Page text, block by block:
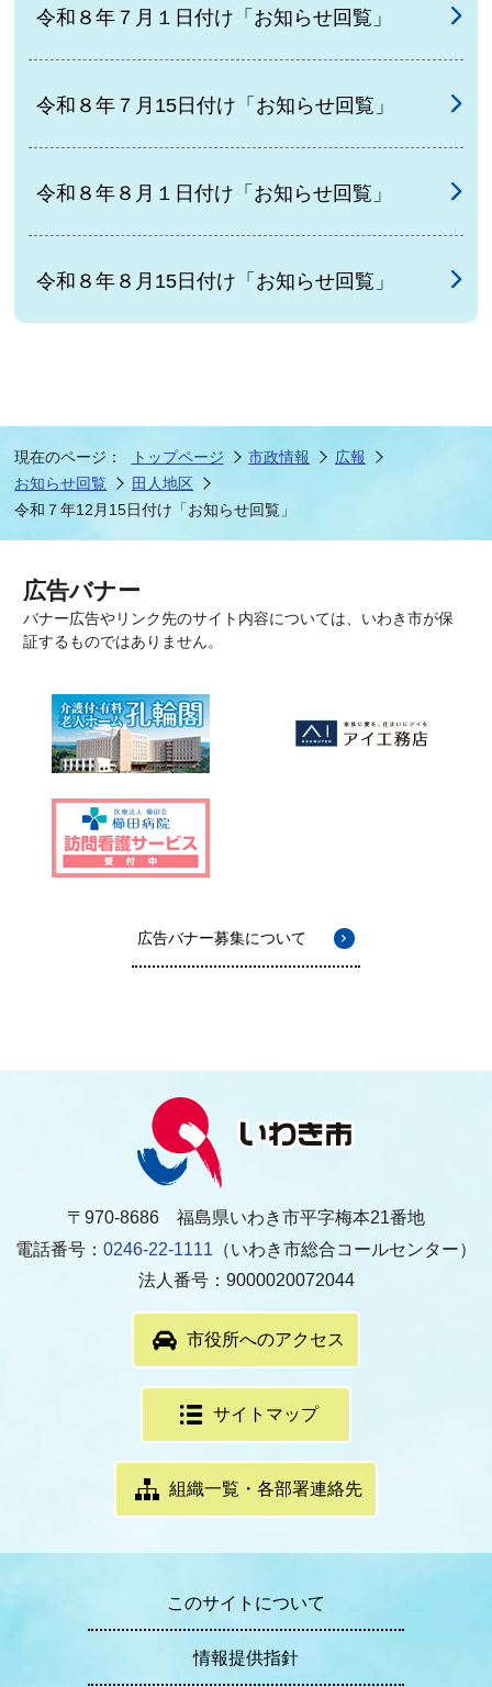
令和８年７月１日付け「お知らせ回覧」
令和８年７月15日付け「お知らせ回覧」
令和８年８月１日付け「お知らせ回覧」
令和８年８月15日付け「お知らせ回覧」
現在のページ： トップページ 市政情報
広報
お知らせ回覧
田人地区
令和７年12月15日付け「お知らせ回覧」
広告バナー
バナー広告やリンク先のサイト内容については、いわき市が保
証するものではありません。
広告バナー募集について
〒970-8686 福島県いわき市平字梅本21番地
電話番号： 0246-22-1111 （いわき市総合コールセンター）
法人番号：9000020072044
市役所へのアクセス
サイトマップ
組織一覧・各部署連絡先
このサイトについて
情報提供指針